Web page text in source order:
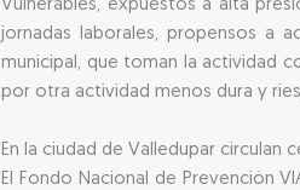
Vulnerables, expuestos a alta
jornadas laborales, propensos a
municipal, que toman la actividad
por otra actividad menos dura y
En la ciudad de Valledupar circulan
El Fondo Nacional de Prevención